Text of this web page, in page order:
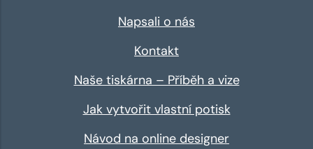
Napsali o nás
Kontakt
Naše tiskárna – Příběh a vize
Jak vytvořit vlastní potisk
Návod na online designer